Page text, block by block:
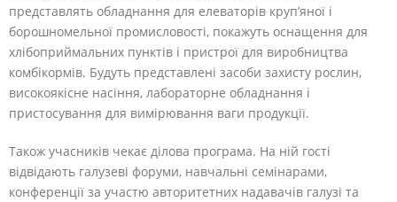
представлять обладнання для елеваторів круп’яної і
борошномельної промисловості, покажуть оснащення для
хлібоприймальних пунктів і пристрої для виробництва
комбікормів. Будуть представлені засоби захисту рослин,
високоякісне насіння, лабораторне обладнання і
пристосування для вимірювання ваги продукції.
Також учасників чекає ділова програма. На ній гості
відвідають галузеві форуми, навчальні семінарами,
конференції за участю авторитетних надавачів галузі та